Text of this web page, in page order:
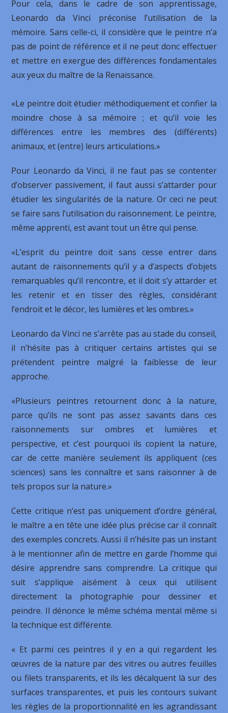
Pour cela, dans le cadre de son apprentissage,
Leonardo da Vinci préconise l’utilisation de la
mémoire. Sans celle-ci, il considère que le peintre n’a
pas de point de référence et il ne peut donc effectuer
et mettre en exergue des différences fondamentales
aux yeux du maître de la Renaissance.
«Le peintre doit étudier méthodiquement et confier la
moindre chose à sa mémoire ; et qu’il voie les
différences entre les membres des (différents)
animaux, et (entre) leurs articulations.»
Pour Leonardo da Vinci, il ne faut pas se contenter
d’observer passivement, il faut aussi s’attarder pour
étudier les singularités de la nature. Or ceci ne peut
se faire sans l’utilisation du raisonnement. Le peintre,
même apprenti, est avant tout un être qui pense.
«L’esprit du peintre doit sans cesse entrer dans
autant de raisonnements qu’il y a d’aspects d’objets
remarquables qu’il rencontre, et il doit s’y attarder et
les retenir et en tisser des règles, considérant
l’endroit et le décor, les lumières et les ombres.»
Leonardo da Vinci ne s’arrête pas au stade du conseil,
il n’hésite pas à critiquer certains artistes qui se
prétendent peintre malgré la faiblesse de leur
approche.
«Plusieurs peintres retournent donc à la nature,
parce qu’ils ne sont pas assez savants dans ces
raisonnements sur ombres et lumières et
perspective, et c’est pourquoi ils copient la nature,
car de cette manière seulement ils appliquent (ces
sciences) sans les connaître et sans raisonner à de
tels propos sur la nature.»
Cette critique n’est pas uniquement d’ordre général,
le maître a en tête une idée plus précise car il connaît
des exemples concrets. Aussi il n’hésite pas un instant
à le mentionner afin de mettre en garde l’homme qui
désire apprendre sans comprendre. La critique qui
suit s’applique aisément à ceux qui utilisent
directement la photographie pour dessiner et
peindre. Il dénonce le même schéma mental même si
la technique est différente.
« Et parmi ces peintres il y en a qui regardent les
œuvres de la nature par des vitres ou autres feuilles
ou filets transparents, et ils les décalquent là sur des
surfaces transparentes, et puis les contours suivant
les règles de la proportionnalité en les agrandissant